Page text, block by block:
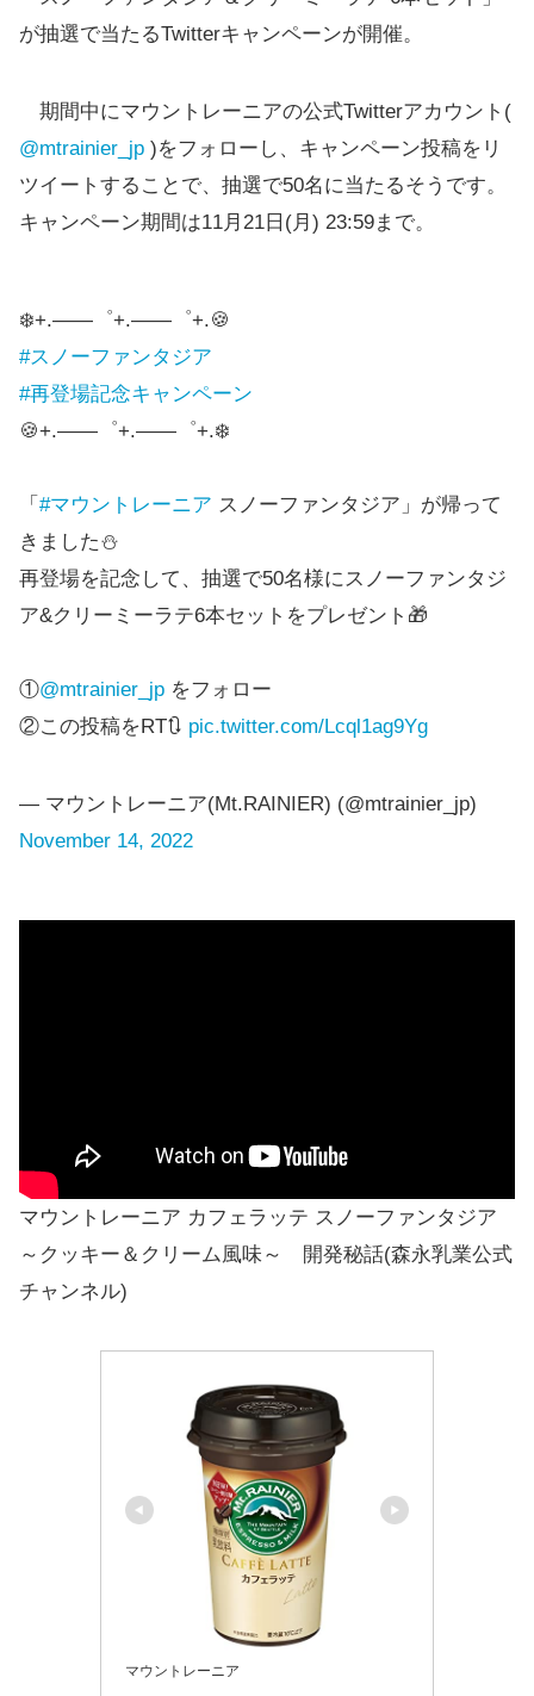
が抽選で当たるTwitterキャンペーンが開催。
期間中にマウントレーニアの公式Twitterアカウント(
@mtrainier_jp )をフォローし、キャンペーン投稿をリ
ツイートすることで、抽選で50名に当たるそうです。
キャンペーン期間は11月21日(月) 23:59まで。
❄️+.――゜+.――゜+.🍪
#スノーファンタジア
#再登場記念キャンペーン
🍪+.――゜+.――゜+.❄️
「 #マウントレーニア スノーファンタジア」が帰って
きました⛄️
再登場を記念して、抽選で50名様にスノーファンタジ
ア&クリーミーラテ6本セットをプレゼント🎁
①@mtrainier_jp をフォロー
②この投稿をRT🔃 pic.twitter.com/Lcql1ag9Yg
— マウントレーニア(Mt.RAINIER) (@mtrainier_jp)
November 14, 2022
マウントレーニア カフェラッテ スノーファンタジア
～クッキー＆クリーム風味～ 開発秘話(森永乳業公式
チャンネル)
マウントレーニア